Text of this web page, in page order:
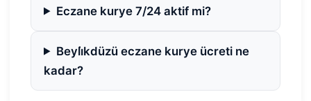
Eczane kurye 7/24 aktif mi?
Beyli̇kdüzü eczane kurye ücreti ne
kadar?